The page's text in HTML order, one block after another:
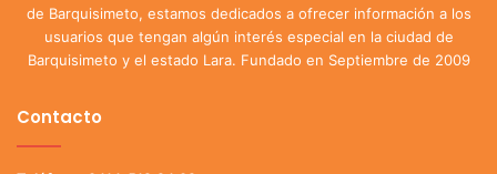
de Barquisimeto, estamos dedicados a ofrecer información a los
usuarios que tengan algún interés especial en la ciudad de
Barquisimeto y el estado Lara. Fundado en Septiembre de 2009
Contacto